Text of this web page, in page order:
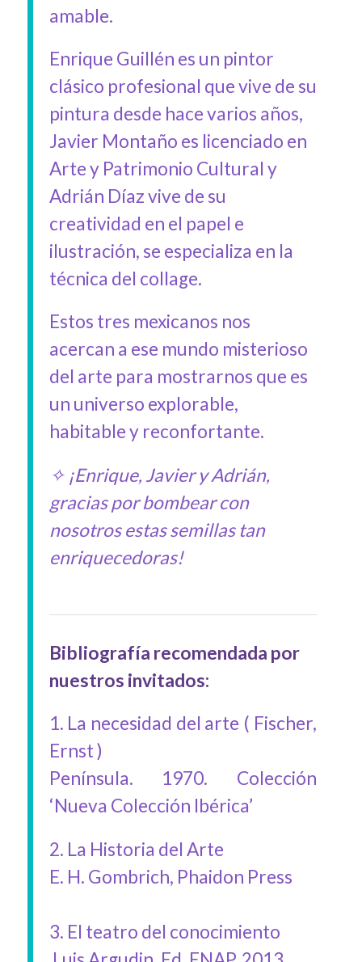
amable.
Enrique Guillén es un pintor
clásico profesional que vive de su
pintura desde hace varios años,
Javier Montaño es licenciado en
Arte y Patrimonio Cultural y
Adrián Díaz vive de su
creatividad en el papel e
ilustración, se especializa en la
técnica del collage.
Estos tres mexicanos nos
acercan a ese mundo misterioso
del arte para mostrarnos que es
un universo explorable,
habitable y reconfortante.
✧ ¡Enrique, Javier y Adrián,
gracias por bombear con
nosotros estas semillas tan
enriquecedoras!
Bibliografía recomendada por
nuestros invitados:
1. La necesidad del arte ( Fischer,
Ernst )
Península. 1970. Colección
‘Nueva Colección Ibérica’
2. La Historia del Arte
E. H. Gombrich, Phaidon Press
3. El teatro del conocimiento